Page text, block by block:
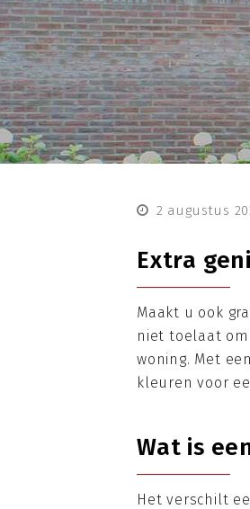
2 augustus
Extra
Maakt u ook
niet toelaat
woning. Met
kleuren voor
Wat is
Het verschilt